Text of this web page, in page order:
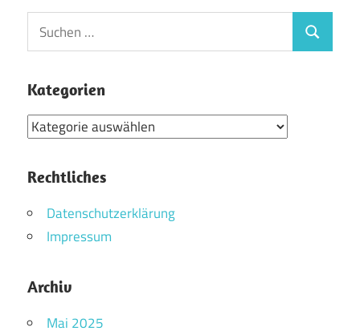
Suchen
nach:
Suchen
Kategorien
Kategorien
Rechtliches
Datenschutzerklärung
Impressum
Archiv
Mai 2025